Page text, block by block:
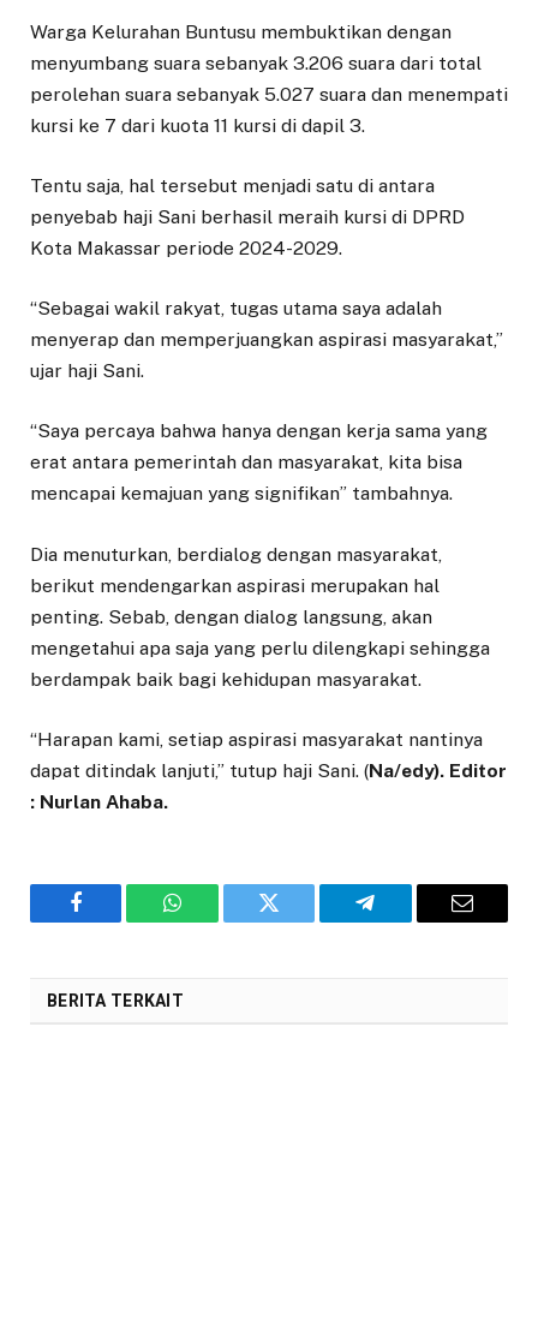
Warga Kelurahan Buntusu membuktikan dengan
menyumbang suara sebanyak 3.206 suara dari total
perolehan suara sebanyak 5.027 suara dan menempati
kursi ke 7 dari kuota 11 kursi di dapil 3.
Tentu saja, hal tersebut menjadi satu di antara
penyebab haji Sani berhasil meraih kursi di DPRD
Kota Makassar periode 2024-2029.
“Sebagai wakil rakyat, tugas utama saya adalah
menyerap dan memperjuangkan aspirasi masyarakat,”
ujar haji Sani.
“Saya percaya bahwa hanya dengan kerja sama yang
erat antara pemerintah dan masyarakat, kita bisa
mencapai kemajuan yang signifikan” tambahnya.
Dia menuturkan, berdialog dengan masyarakat,
berikut mendengarkan aspirasi merupakan hal
penting. Sebab, dengan dialog langsung, akan
mengetahui apa saja yang perlu dilengkapi sehingga
berdampak baik bagi kehidupan masyarakat.
“Harapan kami, setiap aspirasi masyarakat nantinya
dapat ditindak lanjuti,” tutup haji Sani. (Na/edy). Editor
: Nurlan Ahaba.
Facebook WhatsAppTwitter Telegram Email
BERITA TERKAIT